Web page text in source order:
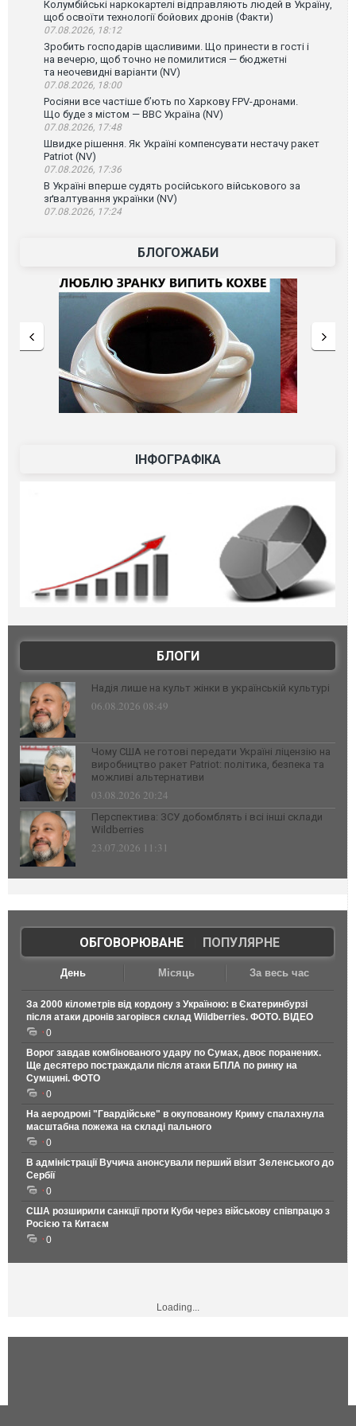
Колумбійські наркокартелі відправляють людей в Україну,
щоб освоїти технології бойових дронів (Факти)
07.08.2026, 18:12
Зробить господарів щасливими. Що принести в гості і
на вечерю, щоб точно не помилитися — бюджетні
та неочевидні варіанти (NV)
07.08.2026, 18:00
Росіяни все частіше бʼють по Харкову FPV-дронами.
Що буде з містом — ВВС Україна (NV)
07.08.2026, 17:48
Швидке рішення. Як Україні компенсувати нестачу ракет
Patriot (NV)
07.08.2026, 17:36
В Україні вперше судять російського військового за
зґвалтування українки (NV)
07.08.2026, 17:24
БЛОГОЖАБИ
ІНФОГРАФІКА
БЛОГИ
Надія лише на культ жінки в українській культурі
06.08.2026 08:49
Чому США не готові передати Україні ліцензію на
виробництво ракет Patriot: політика, безпека та
можливі альтернативи
03.08.2026 20:24
Перспектива: ЗСУ добомблять і всі інші склади
Wildberries
23.07.2026 11:31
ОБГОВОРЮВАНЕ| ПОПУЛЯРНЕ
День Місяць За весь час
За 2000 кілометрів від кордону з Україною: в Єкатеринбурзі
після атаки дронів загорівся склад Wildberries. ФОТО. ВІДЕО
0
Ворог завдав комбінованого удару по Сумах, двоє поранених.
Ще десятеро постраждали після атаки БПЛА по ринку на
Сумщині. ФОТО
0
На аеродромі "Гвардійське" в окупованому Криму спалахнула
масштабна пожежа на складі пального
0
В адміністрації Вучича анонсували перший візит Зеленського до
Сербії
0
США розширили санкції проти Куби через військову співпрацю з
Росією та Китаєм
0
Loading...